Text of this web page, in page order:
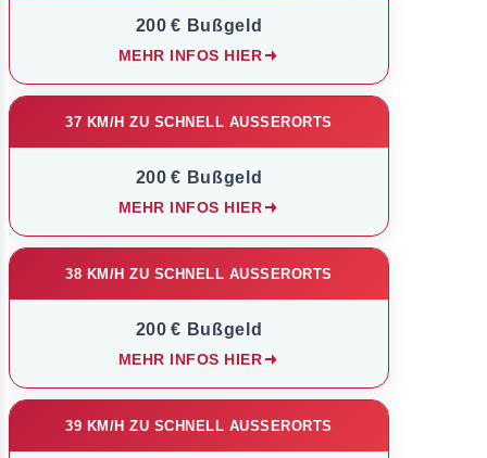
200 € Bußgeld
MEHR INFOS HIER
37 KM/H ZU SCHNELL AUSSERORTS
200 € Bußgeld
MEHR INFOS HIER
38 KM/H ZU SCHNELL AUSSERORTS
200 € Bußgeld
MEHR INFOS HIER
39 KM/H ZU SCHNELL AUSSERORTS